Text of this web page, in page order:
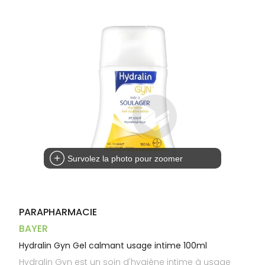
Survolez la photo pour zoomer
PARAPHARMACIE
BAYER
Hydralin Gyn Gel calmant usage intime 100ml
Hydralin Gyn est un soin d'hygiène intime à usage